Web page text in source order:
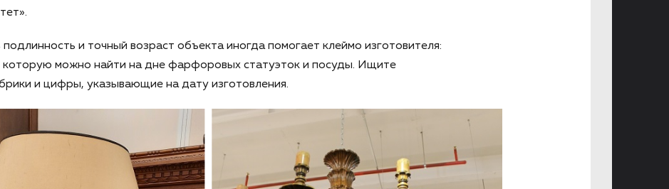
и точный возраст объекта иногда помогает клеймо изготовителя:
которую можно найти на дне фарфоровых статуэток и посуды. Ищите
и цифры, указывающие на дату изготовления.